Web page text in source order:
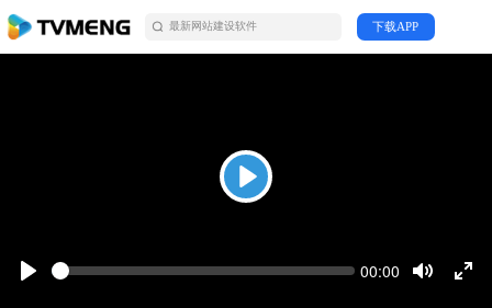
最新网站建设软件
搜寻搜索
下载APP
Play
Seek Current
00:00